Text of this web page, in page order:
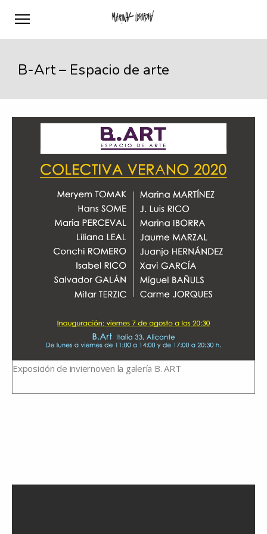
B-Art – Espacio de arte
Exposición de inviernoven la galería B. ART